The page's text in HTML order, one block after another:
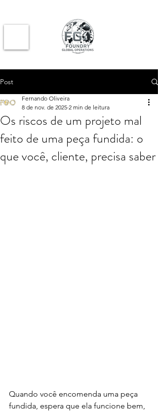
Post
Os riscos de um projeto mal
feito de uma peça fundida: o
que você, cliente, precisa saber
Fernando Oliveira
8 de nov. de 2025 2 min de leitura
Quando você encomenda uma peça
fundida, espera que ela funcione bem,